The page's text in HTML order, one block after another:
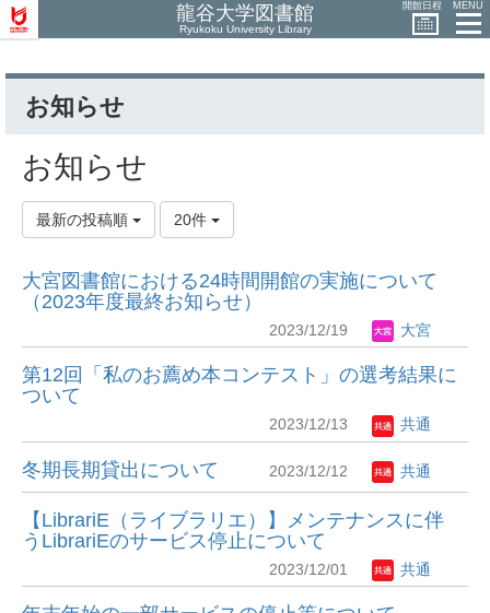
龍谷大学図書館
Ryukoku University Library
開館日程 MENU
お知らせ
お知らせ
最新の投稿順 20件
大宮図書館における24時間開館の実施について
（2023年度最終お知らせ）
2023/12/19 大宮
第12回「私のお薦め本コンテスト」の選考結果に
ついて
2023/12/13 共通
冬期長期貸出について 2023/12/12 共通
【LibrariE（ライブラリエ）】メンテナンスに伴
うLibrariEのサービス停止について
2023/12/01 共通